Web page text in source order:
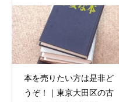
本を売りたい方は是非ど
うぞ！｜東京大田区の古